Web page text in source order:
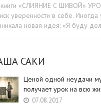
«СЛИЯНИЕ С ШИВОЙ»
уверенности в себе. Иногда
новая идея: «Я буду
САКИ
Ценой одной неудачи
получает урок на всю
07.08.2017